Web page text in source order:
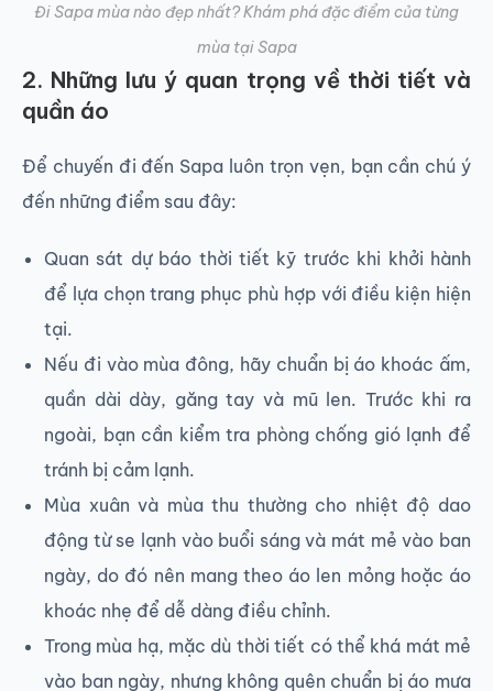
Đi Sapa mùa nào đẹp nhất? Khám phá đặc điểm của từng
mùa tại Sapa
2. Những lưu ý quan trọng về thời tiết và
quần áo
Để chuyến đi đến Sapa luôn trọn vẹn, bạn cần chú ý
đến những điểm sau đây:
Quan sát dự báo thời tiết kỹ trước khi khởi hành
để lựa chọn trang phục phù hợp với điều kiện hiện
tại.
Nếu đi vào mùa đông, hãy chuẩn bị áo khoác ấm,
quần dài dày, găng tay và mũ len. Trước khi ra
ngoài, bạn cần kiểm tra phòng chống gió lạnh để
tránh bị cảm lạnh.
Mùa xuân và mùa thu thường cho nhiệt độ dao
động từ se lạnh vào buổi sáng và mát mẻ vào ban
ngày, do đó nên mang theo áo len mỏng hoặc áo
khoác nhẹ để dễ dàng điều chỉnh.
Trong mùa hạ, mặc dù thời tiết có thể khá mát mẻ
vào ban ngày, nhưng không quên chuẩn bị áo mưa